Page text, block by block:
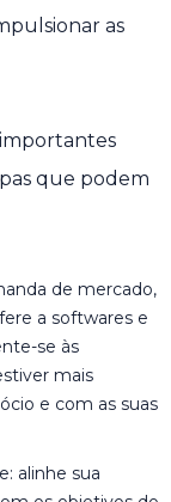
as
que podem
de mercado,
a softwares e
se às
mais
e com as suas
alinhe sua